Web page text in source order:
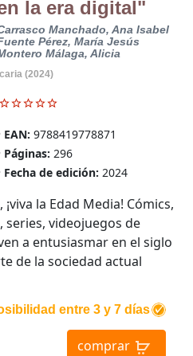
la era digital"
Manchado, Ana Isabel
Pérez, María Jesús
Málaga, Alicia
Icaria (2024)
EAN: 9788419778871
Páginas: 296
Fecha de edición: 2024
entre 3 y 7 días
comprar
la Edad Media! Cómics,
series, videojuegos de
a entusiasmar en el siglo
de la sociedad actual